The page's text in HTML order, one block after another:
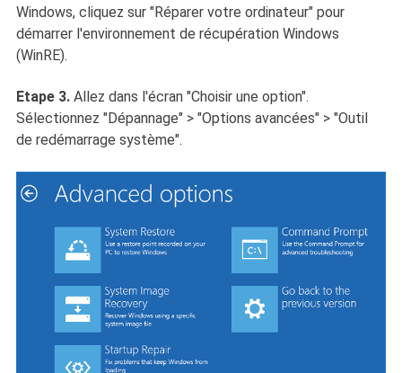
Windows, cliquez sur "Réparer votre ordinateur" pour
démarrer l'environnement de récupération Windows
(WinRE).
Etape 3.Allez dans l'écran "Choisir une option".
Sélectionnez "Dépannage" > "Options avancées" > "Outil
de redémarrage système".